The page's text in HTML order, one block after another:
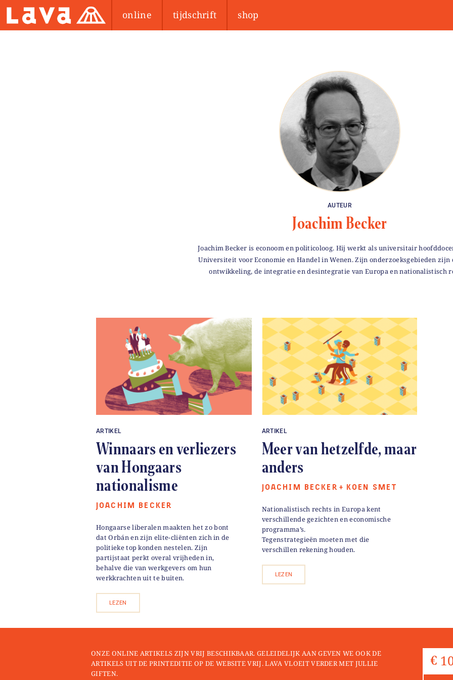
online tijdschrift shop
AUTEUR
Joachim Becker
Joachim Becker is econoom en politicoloog. Hij werkt als universitair
Universiteit voor Economie en Handel in Wenen. Zijn onderzoeksgebieden zijn
ontwikkeling, de integratie en desintegratie van Europa en nationalistisch
ARTIKEL
Winnaars en verliezers
van Hongaars
nationalisme
JOACHIM BECKER
Hongaarse liberalen maakten het zo bont
dat Orbán en zijn elite-cliënten zich in de
politieke top konden nestelen. Zijn
partijstaat perkt overal vrijheden in,
behalve die van werkgevers om hun
werkkrachten uit te buiten.
LEZEN
ARTIKEL
Meer van hetzelfde, maar
anders
JOACHIM BECKER + KOEN SMET
Nationalistisch rechts in Europa kent
verschillende gezichten en economische
programma’s.
Tegenstrategieën moeten met die
verschillen rekening houden.
LEZEN
ONZE ONLINE ARTIKELS ZIJN VRIJ BESCHIKBAAR. GELEIDELIJK AAN GEVEN WE OOK DE
ARTIKELS UIT DE PRINTEDITIE OP DE WEBSITE VRIJ. LAVA VLOEIT VERDER MET JULLIE
GIFTEN.